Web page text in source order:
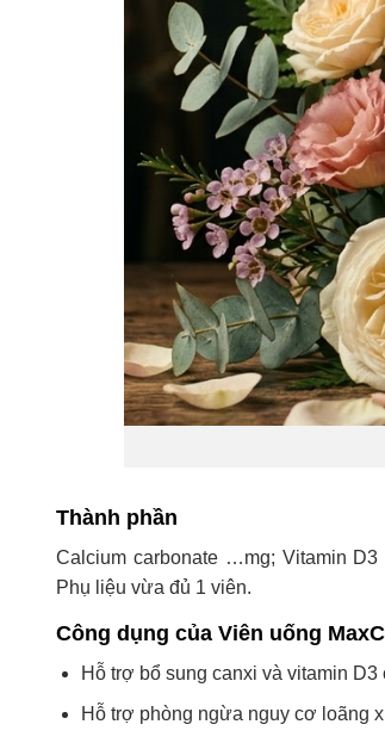
Thành phần
Calcium carbonate …mg; Vitamin
Phụ liệu vừa đủ 1 viên.
Công dụng của Viên uống
Hỗ trợ bổ sung canxi và vitamin
Hỗ trợ phòng ngừa nguy cơ loãng